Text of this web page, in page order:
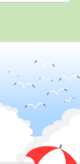
6位
愛知県
西尾自動車学校
詳 細